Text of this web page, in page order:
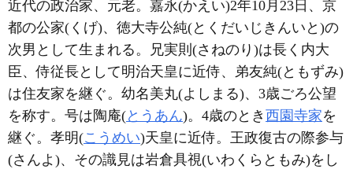
近代の政治家、元老。嘉永(かえい)2年10月23日、京
都の公家(くげ)、徳大寺公純(とくだいじきんいと)の
次男として生まれる。兄実則(さねのり)は長く内大
臣、侍従長として明治天皇に近侍、弟友純(ともずみ)
は住友家を継ぐ。幼名美丸(よしまる)、3歳ごろ公望
を称す。号は陶庵(とうあん)。4歳のとき 西園寺家を
継ぐ。孝明(こうめい)天皇に近侍。王政復古の際参与
(さんよ)、その識見は岩倉具視(いわくらともみ)をし